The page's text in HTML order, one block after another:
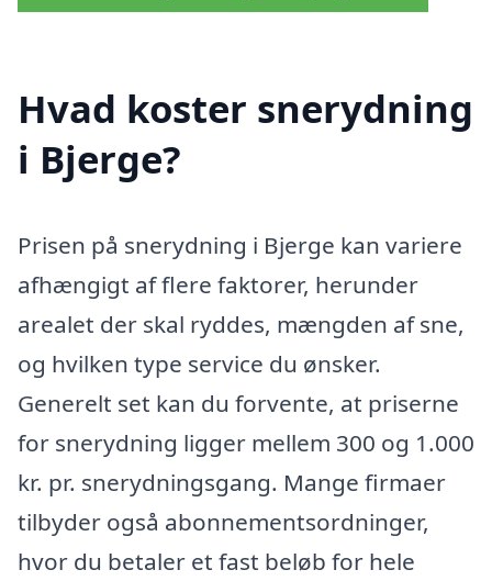
Hvad koster snerydning
i Bjerge?
Prisen på snerydning i Bjerge kan variere
afhængigt af flere faktorer, herunder
arealet der skal ryddes, mængden af sne,
og hvilken type service du ønsker.
Generelt set kan du forvente, at priserne
for snerydning ligger mellem 300 og 1.000
kr. pr. snerydningsgang. Mange firmaer
tilbyder også abonnementsordninger,
hvor du betaler et fast beløb for hele